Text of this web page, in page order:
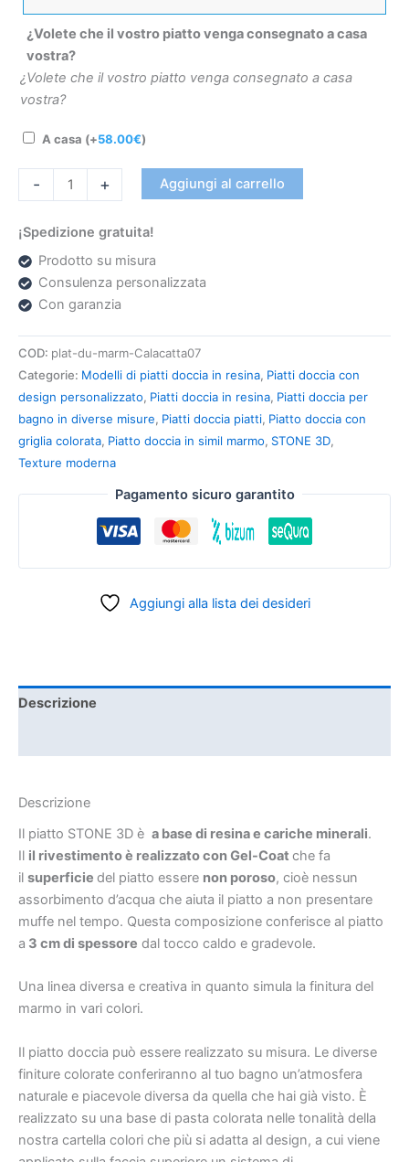
¿Volete che il vostro piatto venga consegnato a casa
vostra?
¿Volete che il vostro piatto venga consegnato a casa
vostra?
A casa (+58.00€)
- + Aggiungi al carrello
¡Spedizione gratuita!
Prodotto su misura
Consulenza personalizzata
Con garanzia
COD: plat-du-marm-Calacatta07
Categorie: Modelli di piatti doccia in resina, Piatti doccia con
design personalizzato, Piatti doccia in resina, Piatti doccia per
bagno in diverse misure, Piatti doccia piatti, Piatto doccia con
griglia colorata, Piatto doccia in simil marmo, STONE 3D,
Texture moderna
Pagamento sicuro garantito
Aggiungi alla lista dei desideri
Descrizione
Descrizione
Il piatto STONE 3D è a base di resina e cariche minerali.
Il il rivestimento è realizzato con Gel-Coat che fa
il superficie del piatto essere non poroso, cioè nessun
assorbimento d’acqua che aiuta il piatto a non presentare
muffe nel tempo. Questa composizione conferisce al piatto
a 3 cm di spessore dal tocco caldo e gradevole.
Una linea diversa e creativa in quanto simula la finitura del
marmo in vari colori.
Il piatto doccia può essere realizzato su misura. Le diverse
finiture colorate conferiranno al tuo bagno un’atmosfera
naturale e piacevole diversa da quella che hai già visto. È
realizzato su una base di pasta colorata nelle tonalità della
nostra cartella colori che più si adatta al design, a cui viene